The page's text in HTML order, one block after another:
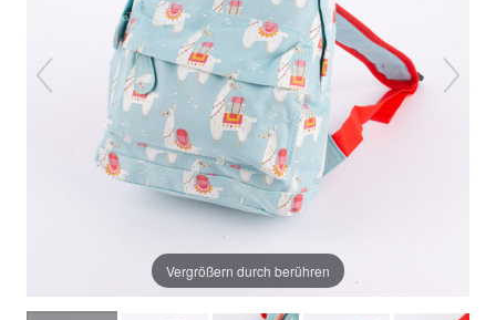
Vergrößern durch berühren